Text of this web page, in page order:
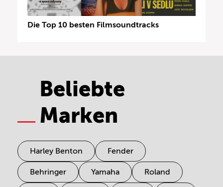
Die Top 10 besten Filmsoundtracks
Beliebte
Marken
Harley Benton Fender
Behringer Yamaha Roland